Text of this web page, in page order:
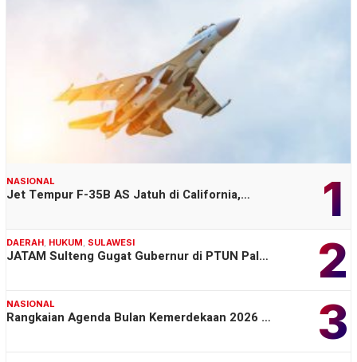
1
NASIONAL
Jet Tempur F-35B AS Jatuh di California,…
2
DAERAH HUKUM SULAWESI
JATAM Sulteng Gugat Gubernur di PTUN Pal…
3
NASIONAL
Rangkaian Agenda Bulan Kemerdekaan 2026 …